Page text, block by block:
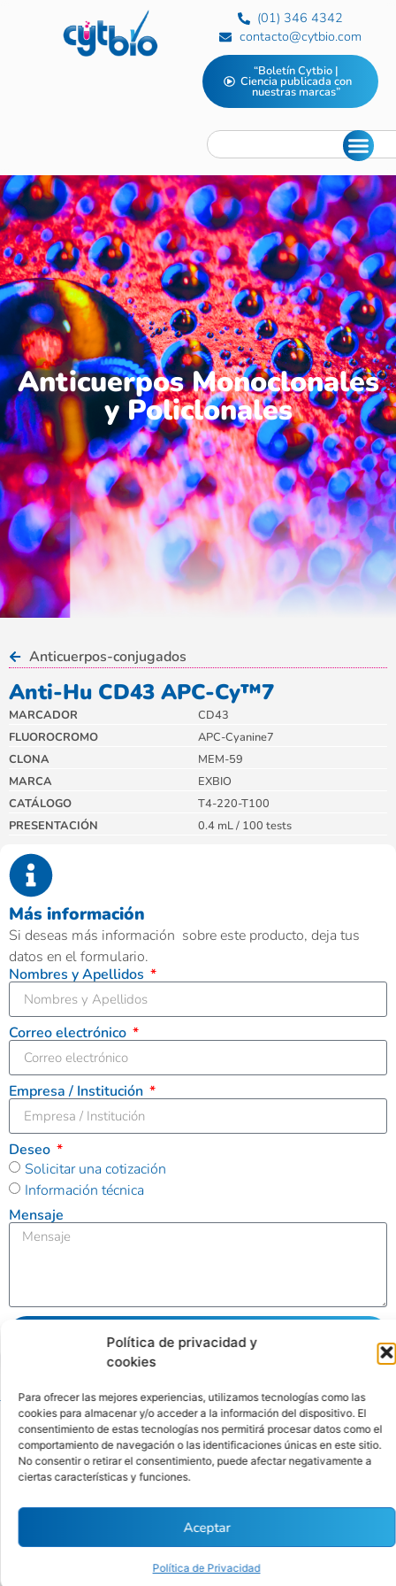
Política de privacidad y
cookies
Para ofrecer las mejores experiencias, utilizamos tecnologías como las
cookies para almacenar y/o acceder a la información del dispositivo. El
consentimiento de estas tecnologías nos permitirá procesar datos como el
comportamiento de navegación o las identificaciones únicas en este sitio.
No consentir o retirar el consentimiento, puede afectar negativamente a
ciertas características y funciones.
Aceptar
Política de Privacidad
(01) 346 4342
contacto@cytbio.com
“Boletín Cytbio |
Ciencia publicada con
nuestras marcas”
Anticuerpos Monoclonales
y Policlonales
Anticuerpos-conjugados
Anti-Hu CD43 APC-Cy™7
MARCADOR
CD43
FLUOROCROMO
APC-Cyanine7
CLONA
MEM-59
MARCA
EXBIO
CATÁLOGO
T4-220-T100
PRESENTACIÓN
0.4 mL / 100 tests
Más información
Si deseas más información sobre este producto, deja tus
datos en el formulario.
Nombres y Apellidos
Correo electrónico
Empresa / Institución
Deseo
Solicitar una cotización
Información técnica
Mensaje
Enviar
Ubicación
Calle
Antequera
Nro. 176
Piso Int.
701, San
Contacto
(01) 346
contacto@cytbio.com
de